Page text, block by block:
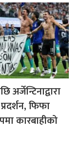
फिफा
कारबाहीको